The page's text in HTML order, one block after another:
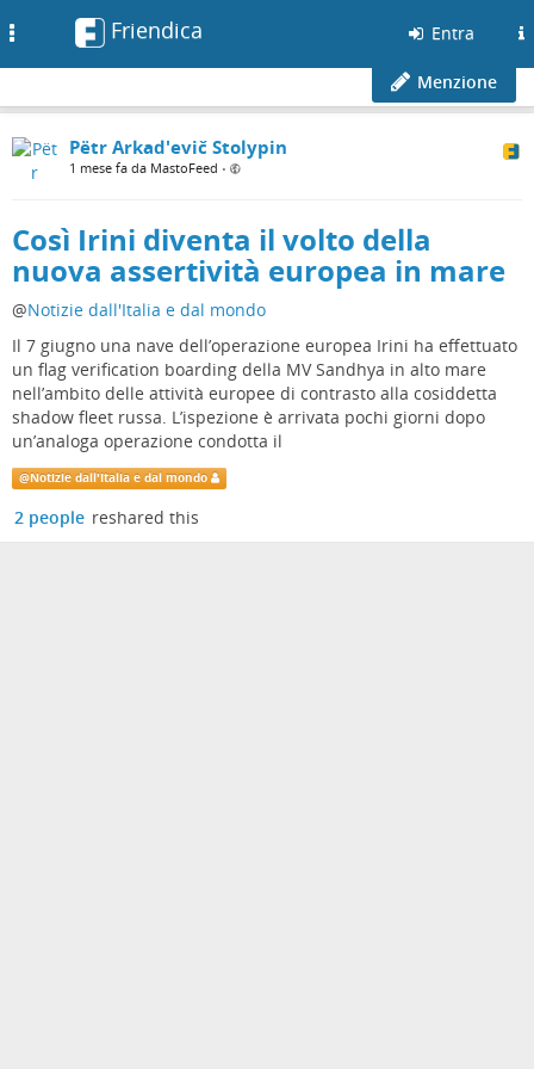
Friendica Entra
Menzione
Pëtr Arkad'evič Stolypin
1 mese fa da MastoFeed •
Così Irini diventa il volto della
nuova assertività europea in mare
@Notizie dall'Italia e dal mondo
Il 7 giugno una nave dell’operazione europea Irini ha effettuato
un flag verification boarding della MV Sandhya in alto mare
nell’ambito delle attività europee di contrasto alla cosiddetta
shadow fleet russa. L’ispezione è arrivata pochi giorni dopo
un’analoga operazione condotta il
@Notizie dall'Italia e dal mondo
2 people reshared this